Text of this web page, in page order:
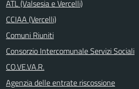
ATL (Valsesia e Vercelli)
CCIAA (Vercelli)
Comuni Riuniti
Consorzio Intercomunale Servizi Sociali
CO.VE.VA.R.
Agenzia delle entrate riscossione